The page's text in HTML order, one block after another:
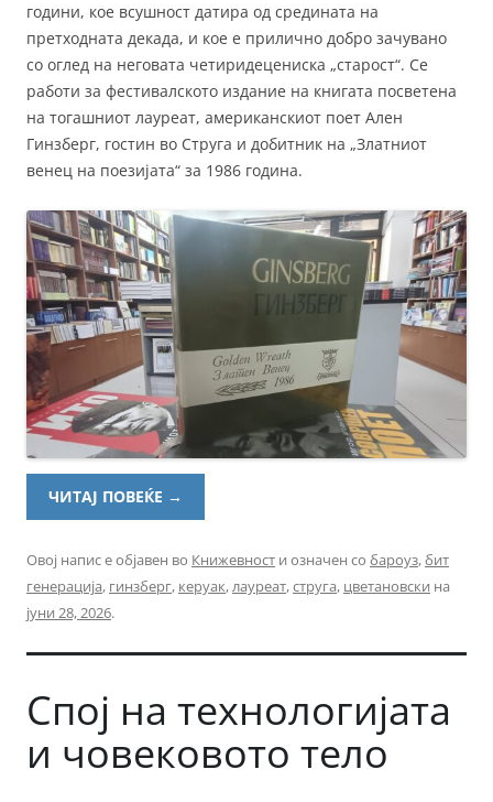
години, кое всушност датира од средината на
претходната декада, и кое е прилично добро зачувано
со оглед на неговата четиридецениска „старост“. Се
работи за фестивалското издание на книгата посветена
на тогашниот лауреат, американскиот поет Ален
Гинзберг, гостин во Струга и добитник на „Златниот
венец на поезијата“ за 1986 година.
ЧИТАЈ ПОВЕЌЕ →
Овој напис е објавен во Книжевност и означен со бароуз,бит
генерација, гинзберг, керуак,лауреат,струга, цветановски на
јуни 28, 2026.
Спој на технологијата
и човековото тело